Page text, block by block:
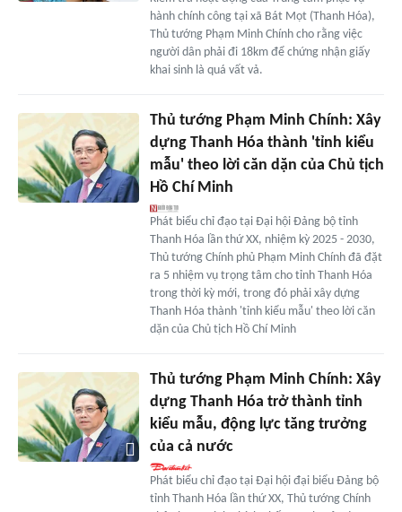
hành chính công tại xã Bát Mọt (Thanh Hóa),
Thủ tướng Phạm Minh Chính cho rằng việc
người dân phải đi 18km để chứng nhận giấy
khai sinh là quá vất vả.
Thủ tướng Phạm Minh Chính: Xây
dựng Thanh Hóa thành 'tỉnh kiểu
mẫu' theo lời căn dặn của Chủ tịch
Hồ Chí Minh
Phát biểu chỉ đạo tại Đại hội Đảng bộ tỉnh
Thanh Hóa lần thứ XX, nhiệm kỳ 2025 - 2030,
Thủ tướng Chính phủ Phạm Minh Chính đã đặt
ra 5 nhiệm vụ trọng tâm cho tỉnh Thanh Hóa
trong thời kỳ mới, trong đó phải xây dựng
Thanh Hóa thành 'tỉnh kiểu mẫu' theo lời căn
dặn của Chủ tịch Hồ Chí Minh
Thủ tướng Phạm Minh Chính: Xây
dựng Thanh Hóa trở thành tỉnh
kiểu mẫu, động lực tăng trưởng
của cả nước
Phát biểu chỉ đạo tại Đại hội đại biểu Đảng bộ
tỉnh Thanh Hóa lần thứ XX, Thủ tướng Chính